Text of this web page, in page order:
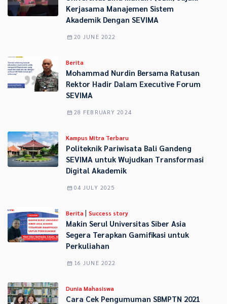
Kerjasama Manajemen Sistem
Akademik Dengan SEVIMA
20 JUNE 2022
Berita
Mohammad Nurdin Bersama Ratusan
Rektor Hadir Dalam Executive Forum
SEVIMA
28 FEBRUARY 2024
Kampus Mitra Terbaru
Politeknik Pariwisata Bali Gandeng
SEVIMA untuk Wujudkan Transformasi
Digital Akademik
04 JULY 2025
Berita | Success story
Makin Seru! Universitas Siber Asia
Segera Terapkan Gamifikasi untuk
Perkuliahan
16 JUNE 2022
Dunia Mahasiswa
Cara Cek Pengumuman SBMPTN 2021